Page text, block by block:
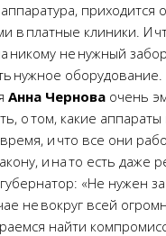
приходится
в платные клиники. И
никому не нужный
нужное
Анна Чернова очень
о том, какие
и что все они
и на то есть даже
«Не нужен
не вокруг всей
найти